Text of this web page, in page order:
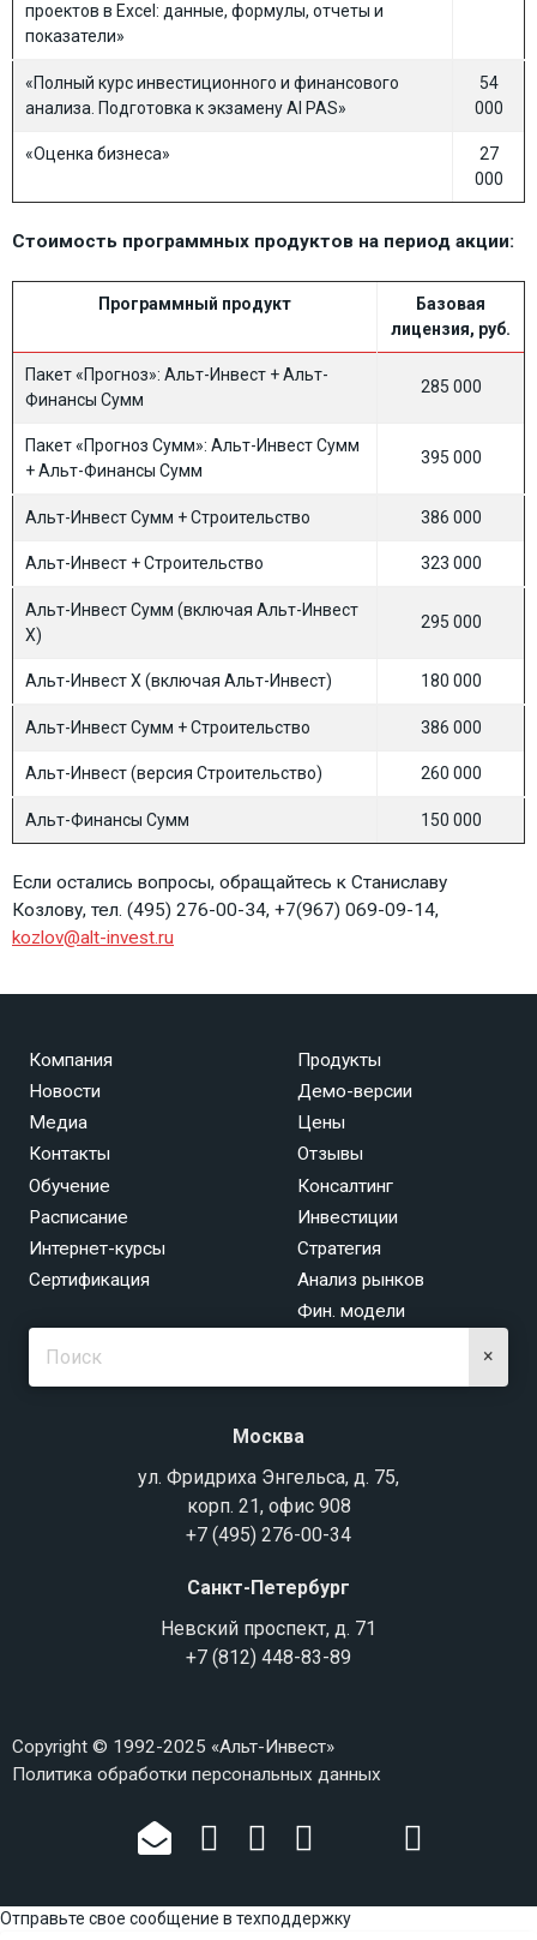
проектов в Excel: данные, формулы, отчеты и
показатели»
«Полный курс инвестиционного и финансового
анализа. Подготовка к экзамену AI PAS»
54
000
«Оценка бизнеса»
27
000
Стоимость программных продуктов на период акции:
Программный продукт
Базовая
лицензия, руб.
Пакет «Прогноз»: Альт-Инвест + Альт-
Финансы Сумм
285 000
Пакет «Прогноз Сумм»: Альт-Инвест Сумм
+ Альт-Финансы Сумм
395 000
Альт-Инвест Сумм + Строительство 386 000
Альт-Инвест + Строительство 323 000
Альт-Инвест Сумм (включая Альт-Инвест
Х)
295 000
Альт-Инвест Х (включая Альт-Инвест) 180 000
Альт-Инвест Сумм + Строительство 386 000
Альт-Инвест (версия Строительство) 260 000
Альт-Финансы Сумм 150 000
Если остались вопросы, обращайтесь к Станиславу
Козлову, тел. (495) 276-00-34, +7(967) 069-09-14,
kozlov@alt-invest.ru
Компания
Новости
Медиа
Контакты
Продукты
Демо-версии
Цены
Отзывы
Обучение
Расписание
Интернет-курсы
Сертификация
Консалтинг
Инвестиции
Стратегия
Анализ рынков
Фин. модели
×
Москва
ул. Фридриха Энгельса, д. 75,
корп. 21, офис 908
+7 (495) 276-00-34
Санкт-Петербург
Невский проспект, д. 71
+7 (812) 448-83-89
Copyright © 1992-2025 «Альт-Инвест»
Политика обработки персональных данных
Отправьте свое сообщение в техподдержку